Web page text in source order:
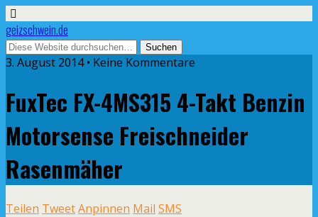
geizschwein.de
3. August 2014 • Keine Kommentare
FuxTec FX-4MS315 4-Takt Benzin
Motorsense Freischneider
Rasenmäher
Teilen TweetAnpinnen Mail SMS